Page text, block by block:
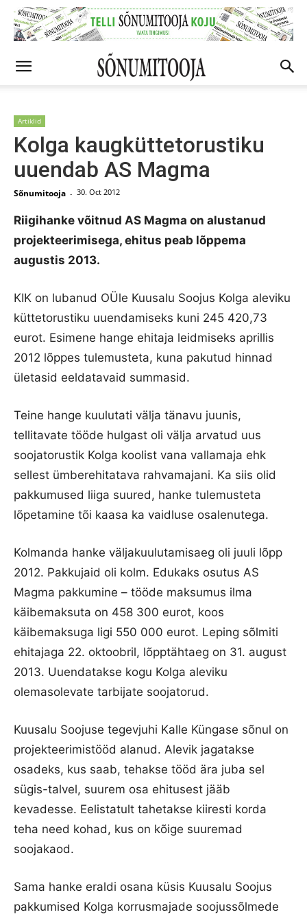
Artiklid
Kolga kaugküttetorustiku
uuendab AS Magma
Sõnumitooja - 30. Oct 2012
Riigihanke võitnud AS Magma on alustanud
projekteerimisega, ehitus peab lõppema
augustis 2013.
KIK on lubanud OÜle Kuusalu Soojus Kolga aleviku
küttetorustiku uuendamiseks kuni 245 420,73
eurot. Esimene hange ehitaja leidmiseks aprillis
2012 lõppes tulemusteta, kuna pakutud hinnad
ületasid eeldatavaid summasid.
Teine hange kuulutati välja tänavu juunis,
tellitavate tööde hulgast oli välja arvatud uus
soojatorustik Kolga koolist vana vallamaja ehk
sellest ümberehitatava rahvamajani. Ka siis olid
pakkumused liiga suured, hanke tulemusteta
lõpetamine tõi kaasa ka vaidluse osalenutega.
Kolmanda hanke väljakuulutamisaeg oli juuli lõpp
2012. Pakkujaid oli kolm. Edukaks osutus AS
Magma pakkumine – tööde maksumus ilma
käibemaksuta on 458 300 eurot, koos
käibemaksuga ligi 550 000 eurot. Leping sõlmiti
ehitajaga 22. oktoobril, lõpptähtaeg on 31. august
2013. Uuendatakse kogu Kolga aleviku
olemasolevate tarbijate soojatorud.
Kuusalu Soojuse tegevjuhi Kalle Küngase sõnul on
projekteerimistööd alanud. Alevik jagatakse
osadeks, kus saab, tehakse tööd ära juba sel
sügis-talvel, suurem osa ehitusest jääb
kevadesse. Eelistatult tahetakse kiiresti korda
teha need kohad, kus on kõige suuremad
soojakaod.
Sama hanke eraldi osana küsis Kuusalu Soojus
pakkumised Kolga korrusmajade soojussõlmede